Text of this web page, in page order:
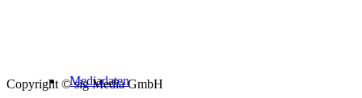
Mediadaten
Copyright © sig Media GmbH